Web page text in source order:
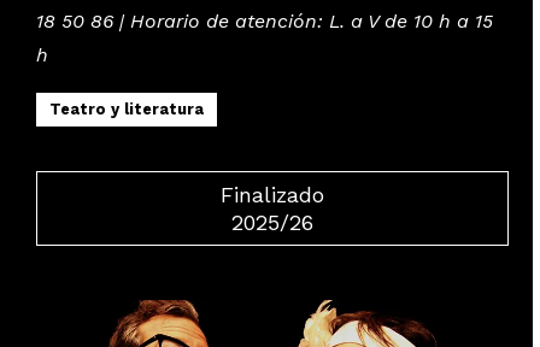
18 50 86 | Horario de atención: L. a V de 10 h a 15
h
Teatro y literatura
Finalizado
2025/26